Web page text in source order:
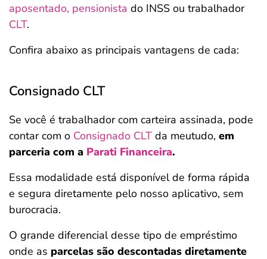
aposentado, pensionista do INSS ou trabalhador
CLT.
Confira abaixo as principais vantagens de cada:
Consignado CLT
Se você é trabalhador com carteira assinada, pode
contar com o Consignado CLT da meutudo, em
parceria com a Parati Financeira.
Essa modalidade está disponível de forma rápida
e segura diretamente pelo nosso aplicativo, sem
burocracia.
O grande diferencial desse tipo de empréstimo
onde as parcelas são descontadas diretamente